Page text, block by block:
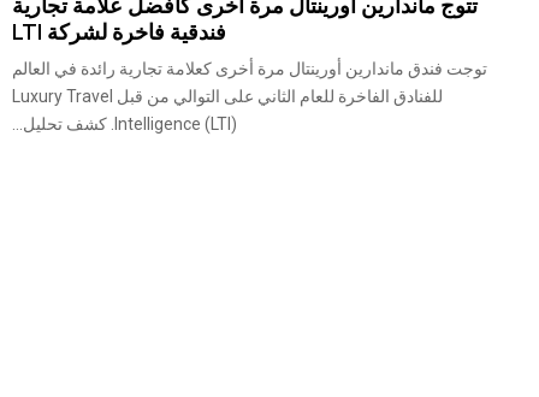
فندقية فاخرة لشركة LTI
توجت فندق ماندارين أورينتال مرة أخرى كعلامة تجارية رائدة في العالم
للفنادق الفاخرة للعام الثاني على التوالي من قبل Luxury Travel
Intelligence (LTI). كشف تحليل...